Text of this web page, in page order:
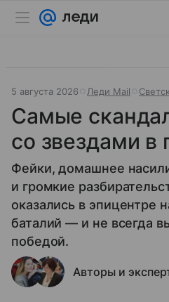
5 августа 2026 Леди Mail
Самые
со звездами в
Фейки, домашнее
и громкие
оказались в эпицентре
баталий — и не всегда
победой.
Авторы и